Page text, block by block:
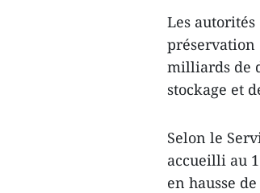
Les
préservation
milliards de
stockage et
Selon le
accueilli au
en hausse